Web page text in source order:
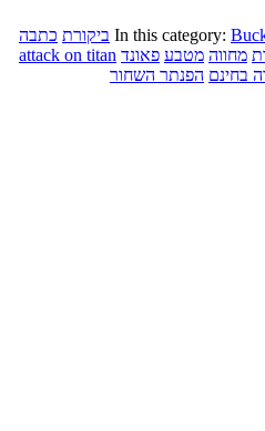
In this category: ביקורת כתבה
מחווה מטבע פאונד attack on titan
בחינם הפנתר השחור